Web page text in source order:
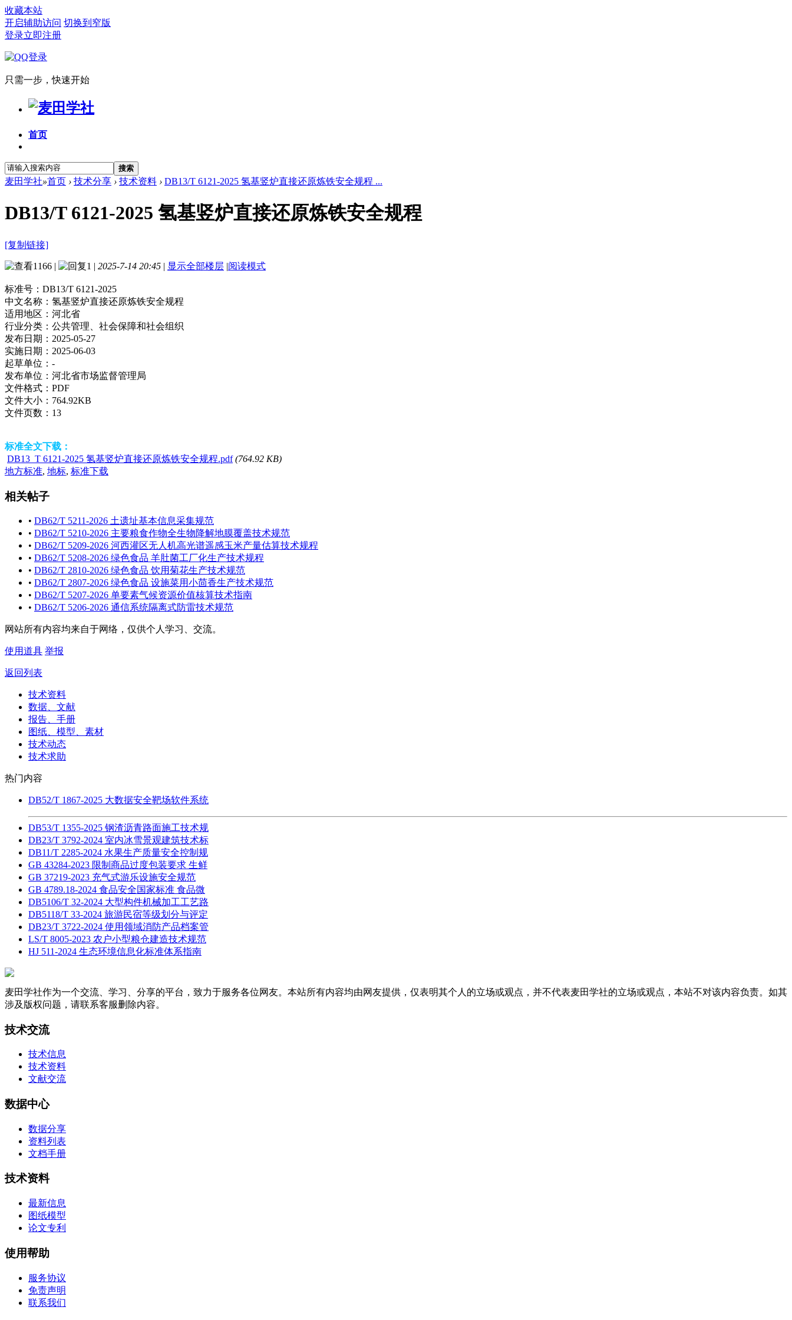
收藏本站
开启辅助访问 切换到窄版
登录立即注册
只需一步，快速开始
首页
搜索
麦田学社»首页 › 技术分享 › 技术资料 › DB13/T 6121-2025 氢基竖炉直接还原炼铁安全规程 ...
DB13/T 6121-2025 氢基竖炉直接还原炼铁安全规程
[复制链接]
1166 | 1 | 2025-7-14 20:45 | 显示全部楼层 |阅读模式
标准号： DB13/T 6121-2025
中文名称： 氢基竖炉直接还原炼铁安全规程
适用地区： 河北省
行业分类： 公共管理、社会保障和社会组织
发布日期： 2025-05-27
实施日期： 2025-06-03
起草单位： -
发布单位： 河北省市场监督管理局
文件格式： PDF
文件大小： 764.92KB
文件页数： 13
标准全文下载：
DB13_T 6121-2025 氢基竖炉直接还原炼铁安全规程.pdf (764.92 KB)
地方标准, 地标, 标准下载
相关帖子
• DB62/T 5211-2026 土遗址基本信息采集规范
• DB62/T 5210-2026 主要粮食作物全生物降解地膜覆盖技术规范
• DB62/T 5209-2026 河西灌区无人机高光谱遥感玉米产量估算技术规程
• DB62/T 5208-2026 绿色食品 羊肚菌工厂化生产技术规程
• DB62/T 2810-2026 绿色食品 饮用菊花生产技术规范
• DB62/T 2807-2026 绿色食品 设施菜用小茴香生产技术规范
• DB62/T 5207-2026 单要素气候资源价值核算技术指南
• DB62/T 5206-2026 通信系统隔离式防雷技术规范
网站所有内容均来自于网络，仅供个人学习、交流。
使用道具 举报
返回列表
技术资料
数据、文献
报告、手册
图纸、模型、素材
技术动态
技术求助
热门内容
DB52/T 1867-2025 大数据安全靶场软件系统
DB53/T 1355-2025 钢渣沥青路面施工技术规
DB23/T 3792-2024 室内冰雪景观建筑技术标
DB11/T 2285-2024 水果生产质量安全控制规
GB 43284-2023 限制商品过度包装要求 生鲜
GB 37219-2023 充气式游乐设施安全规范
GB 4789.18-2024 食品安全国家标准 食品微
DB5106/T 32-2024 大型构件机械加工工艺路
DB5118/T 33-2024 旅游民宿等级划分与评定
DB23/T 3722-2024 使用领域消防产品档案管
LS/T 8005-2023 农户小型粮仓建造技术规范
HJ 511-2024 生态环境信息化标准体系指南
麦田学社作为一个交流、学习、分享的平台，致力于服务各位网友。本站所有内容均由网友提供，仅表明其个人的立场或观点，并不代表麦田学社的立场或观点，本站不对该内容负责。如其
涉及版权问题，请联系客服删除内容。
技术交流
技术信息
技术资料
文献交流
数据中心
数据分享
资料列表
文档手册
技术资料
最新信息
图纸模型
论文专利
使用帮助
服务协议
免责声明
联系我们